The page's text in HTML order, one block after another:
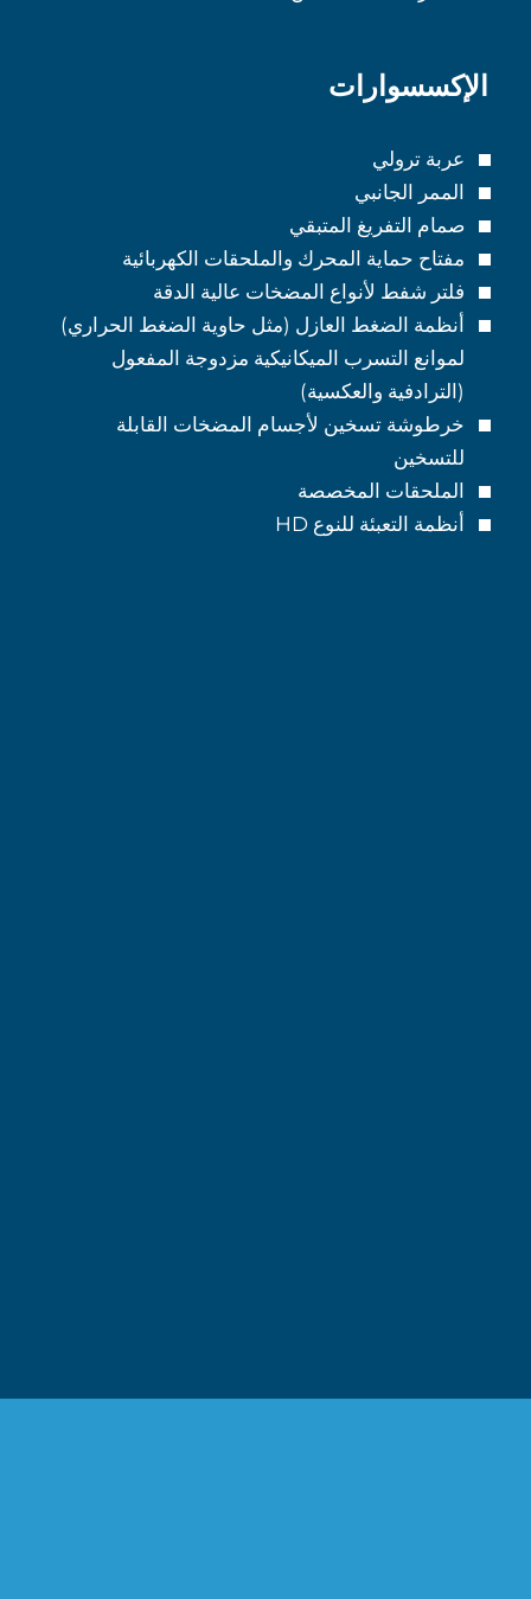
الإكسسوارات
عربة ترولي
الممر الجانبي
صمام التفريغ المتبقي
مفتاح حماية المحرك والملحقات الكهربائية
فلتر شفط لأنواع المضخات عالية الدقة
أنظمة الضغط العازل (مثل حاوية الضغط الحراري)
لموانع التسرب الميكانيكية مزدوجة المفعول
(الترادفية والعكسية)
خرطوشة تسخين لأجسام المضخات القابلة
للتسخين
الملحقات المخصصة
أنظمة التعبئة للنوع HD